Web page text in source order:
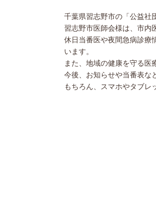
千葉県習志野市の「公益社
習志野市医師会様は、市内
休日当番医や夜間急病診療
います。
また、地域の健康を守る医
今後、お知らせや当番表な
もちろん、スマホやタブレ